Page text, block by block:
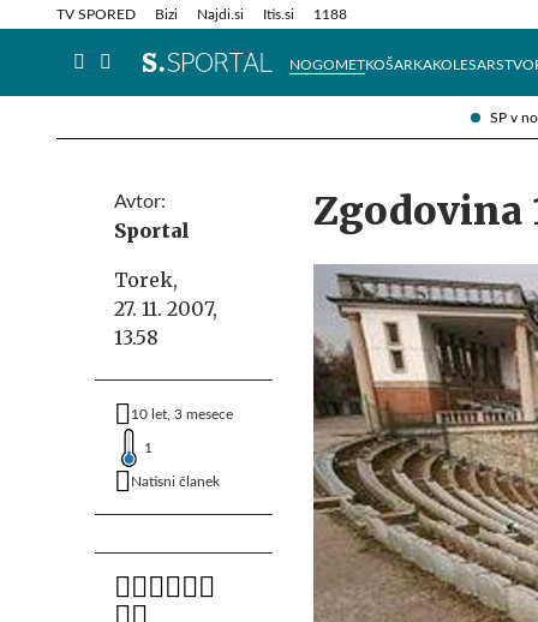
SP v
TV SPORED Bizi Najdi.si Itis.si 1188
NOGOMETKOŠARKAKOLESARSTVO
Info in obvestila Tehnik
Avtor:
Sportal
Torek,
27. 11. 2007,
13.58
10 let, 3 mesece
1
Natisni članek
Zgodovina